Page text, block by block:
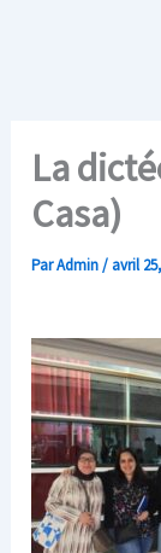
La
Casa)
ParAdmin/ avril